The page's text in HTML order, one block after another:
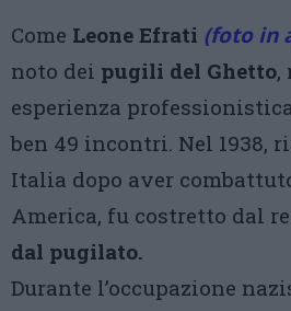
Come Leone Efrati (foto in
noto dei pugili del Ghetto,
esperienza
ben 49 incontri. Nel 1938,
Italia dopo aver
America, fu costretto dal
dal pugilato.
Durante l’occupazione